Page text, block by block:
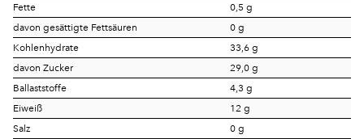
Fette
0,5 g
davon gesättigte Fettsäuren
0 g
Kohlenhydrate
33,6 g
davon Zucker
29,0 g
Ballaststoffe
4,3 g
Eiweiß
12 g
Salz
0 g